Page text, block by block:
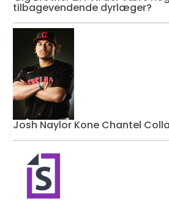
tilbagevendende dyrlæger?
Josh Naylor Kone Chantel